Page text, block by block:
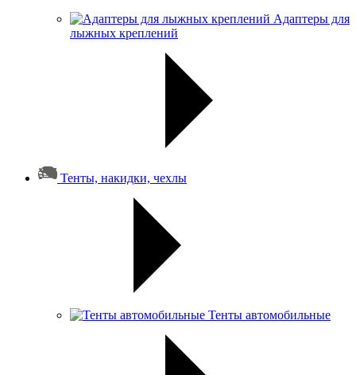
Адаптеры для
лыжных креплений
Тенты, накидки, чехлы
Тенты автомобильные